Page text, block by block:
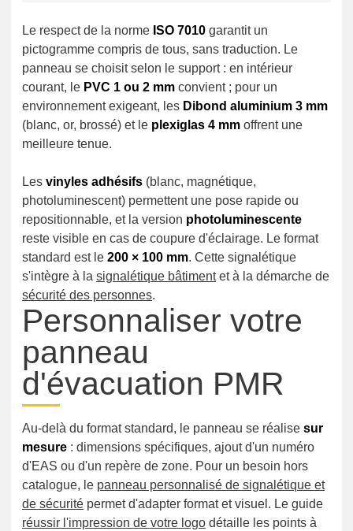
Le respect de la norme ISO 7010 garantit un
pictogramme compris de tous, sans traduction. Le
panneau se choisit selon le support : en intérieur
courant, le PVC 1 ou 2 mm convient ; pour un
environnement exigeant, les Dibond aluminium 3 mm
(blanc, or, brossé) et le plexiglas 4 mm offrent une
meilleure tenue.
Les vinyles adhésifs (blanc, magnétique,
photoluminescent) permettent une pose rapide ou
repositionnable, et la version photoluminescente
reste visible en cas de coupure d'éclairage. Le format
standard est le 200 × 100 mm. Cette signalétique
s'intègre à la signalétique bâtimentet à la démarche de
sécurité des personnes.
Personnaliser votre
panneau
d'évacuation PMR
Au-delà du format standard, le panneau se réalise sur
mesure : dimensions spécifiques, ajout d'un numéro
d'EAS ou d'un repère de zone. Pour un besoin hors
catalogue, le panneau personnalisé de signalétique et
de sécurité permet d'adapter format et visuel. Le guide
réussir l'impression de votre logo détaille les points à